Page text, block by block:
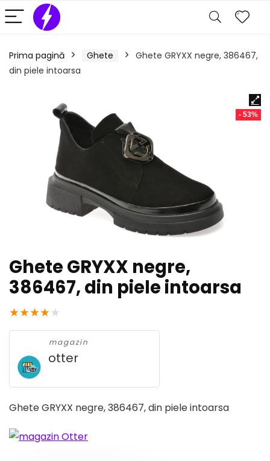
Prima pagină Ghete
Ghete GRYXX negre, 386467,
din piele intoarsa
- 53%
Ghete GRYXX negre,
386467, din piele intoarsa
★★★★★
magazin
otter
Ghete GRYXX negre, 386467, din piele intoarsa